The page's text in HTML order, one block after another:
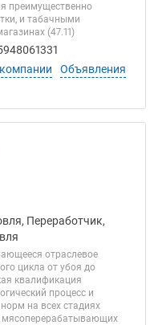
преимущественно
и табачными
(47.11)
Объявления
Переработчик,
отраслевое
цикла от убоя до
квалификация
процесс и
на всех стадиях
мясоперерабатывающих